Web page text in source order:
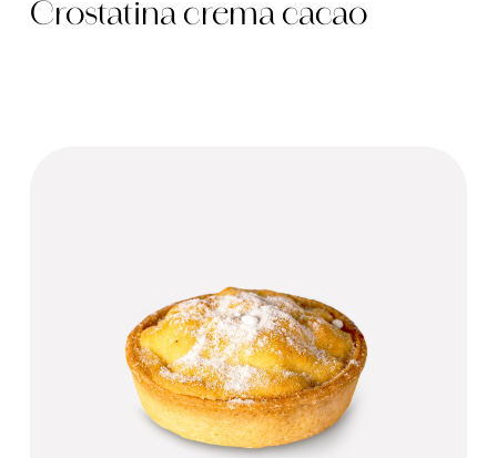
Crostatina crema cacao